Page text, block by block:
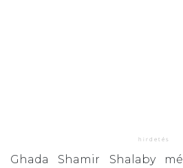
Ghada Shamir Shalaby